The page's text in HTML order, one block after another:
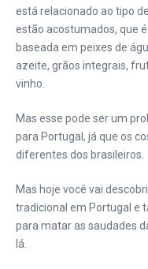
está relacionado ao tipo
estão acostumados, que
baseada em peixes de
azeite, grãos integrais,
vinho.
Mas esse pode ser um
para Portugal, já que os
diferentes dos brasileiros.
Mas hoje você vai
tradicional em Portugal e
para matar as saudades
lá.